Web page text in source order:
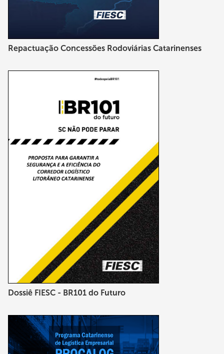
Repactuação Concessões Rodoviárias Catarinenses
Dossiê FIESC - BR101 do Futuro